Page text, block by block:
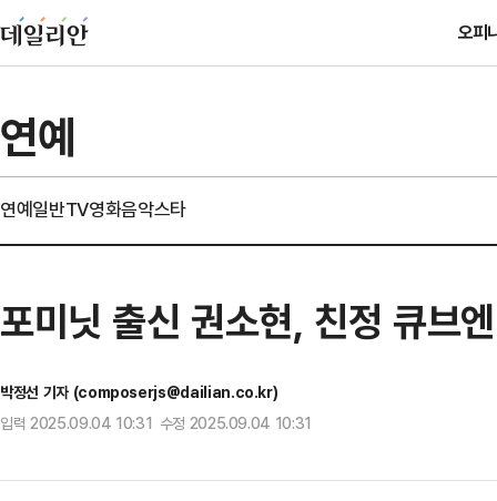
오피
연예
연예일반TV영화음악스타
포미닛 출신 권소현, 친정 큐브
박정선 기자 (composerjs@dailian.co.kr)
입력 2025.09.04 10:31 수정 2025.09.04 10:31